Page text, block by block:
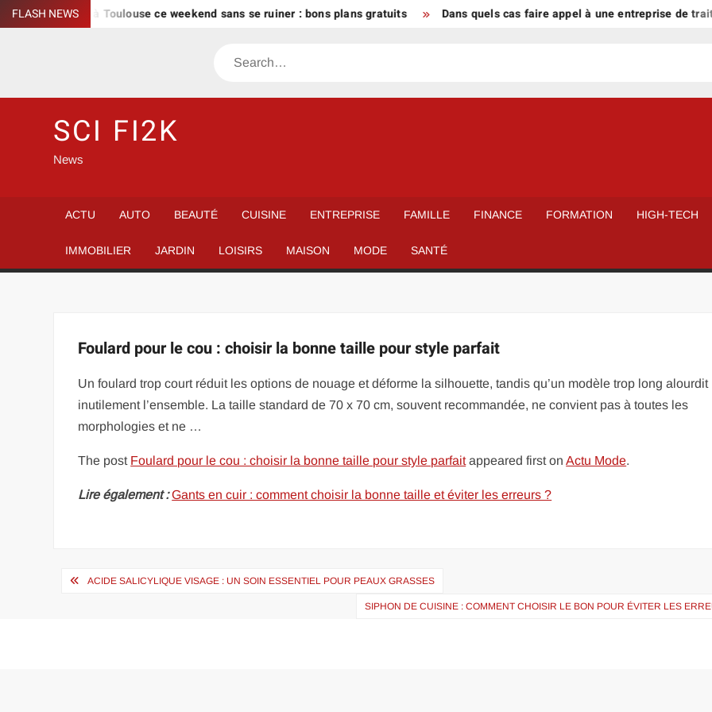
Skip
to
FLASH NEWS
Que faire à Toulouse ce weekend sans se ruiner : bons plans gratuits Dans quels cas faire appel à une entreprise de
Search
SCI FI2K
News
ACTU AUTO BEAUTÉ CUISINE ENTREPRISE FAMILLE FINANCE FORMATION HIGH-TECH
IMMOBILIER JARDIN LOISIRS MAISON MODE SANTÉ
Foulard pour le cou : choisir la bonne taille pour style parfait
Un foulard trop court réduit les options de nouage et déforme la silhouette, tandis qu’un modèle trop long alourdit
inutilement l’ensemble. La taille standard de 70 x 70 cm, souvent recommandée, ne convient pas à toutes les
morphologies et ne …
The post Foulard pour le cou : choisir la bonne taille pour style parfaitappeared first onActu Mode.
Lire également : Gants en cuir : comment choisir la bonne taille et éviter les erreurs ?
Navigation
ACIDE SALICYLIQUE VISAGE : UN SOIN ESSENTIEL POUR PEAUX GRASSES
SIPHON DE CUISINE : COMMENT CHOISIR LE BON POUR ÉVITER LES